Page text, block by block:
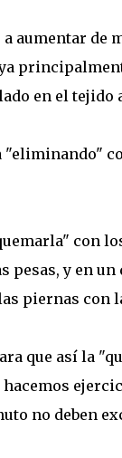
aumentar de
en el tejido
"eliminando"
con
y en un
piernas con
que así la
no deben